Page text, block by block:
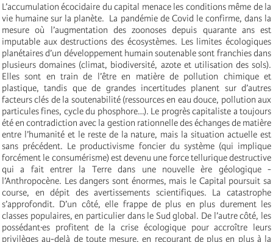
L’accumulation écocidaire du capital menace les conditions même de la
vie humaine sur la planète. La pandémie de Covid le confirme, dans la
mesure où l’augmentation des zoonoses depuis quarante ans est
imputable aux destructions des écosystèmes. Les limites écologiques
planétaires d’un développement humain soutenable sont franchies dans
plusieurs domaines (climat, biodiversité, azote et utilisation des sols).
Elles sont en train de l’être en matière de pollution chimique et
plastique, tandis que de grandes incertitudes planent sur d’autres
facteurs clés de la soutenabilité (ressources en eau douce, pollution aux
particules fines, cycle du phosphore…). Le progrès capitaliste a toujours
été en contradiction avec la gestion rationnelle des échanges de matière
entre l’humanité et le reste de la nature, mais la situation actuelle est
sans précédent. Le productivisme foncier du système (qui implique
forcément le consumérisme) est devenu une force tellurique destructive
qui a fait entrer la Terre dans une nouvelle ère géologique -
l’Anthropocène. Les dangers sont énormes, mais le Capital poursuit sa
course, en dépit des avertissements scientifiques. La catastrophe
s’approfondit. D’un côté, elle frappe de plus en plus durement les
classes populaires, en particulier dans le Sud global. De l’autre côté, les
possédant·es profitent de la crise écologique pour accroître leurs
privilèges au-delà de toute mesure, en recourant de plus en plus à la